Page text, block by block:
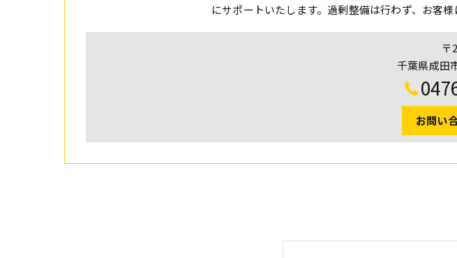
にサポートいたします。過剰整備は行わず、お客様
〒
千葉県成田
お問い